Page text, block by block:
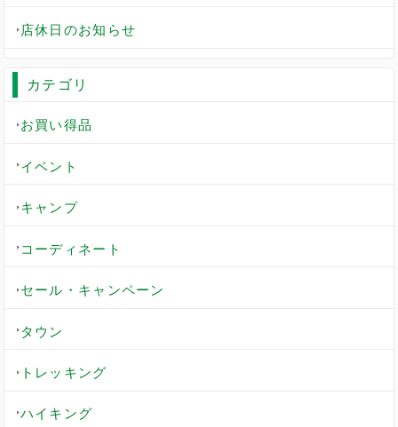
店休日のお知らせ
カテゴリ
お買い得品
イベント
キャンプ
コーディネート
セール・キャンペーン
タウン
トレッキング
ハイキング